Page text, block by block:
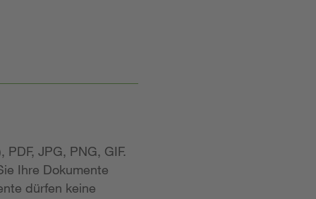
JPG, PNG, GIF.
Ihre Dokumente
dürfen keine